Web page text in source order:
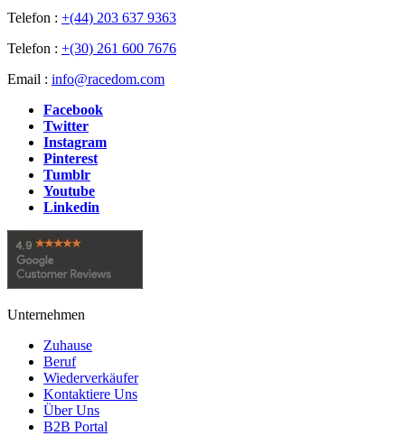
Telefon : +(44) 203 637 9363
Telefon : +(30) 261 600 7676
Email : info@racedom.com
Facebook
Twitter
Instagram
Pinterest
Tumblr
Youtube
Linkedin
Unternehmen
Zuhause
Beruf
Wiederverkäufer
Kontaktiere Uns
Über Uns
B2B Portal